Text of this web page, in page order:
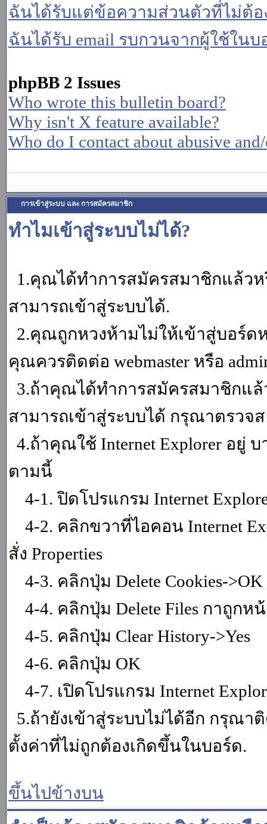
ฉันได้รับแต่ข้อความส่วนตัวที่ไม่ต้อ
ฉันได้รับ email รบกวนจากผู้ใช้ใน
phpBB 2 Issues
Who wrote this bulletin board?
Why isn't X feature available?
Who do I contact about abusive
การเข้าสู่ระบบ และ การสมัครสมาชิก
ทำไมเข้าสู่ระบบไม่ได้?
1.คุณได้ทำการสมัครสมาชิกแล้ว
สามารถเข้าสู่ระบบได้.
2.คุณถูกหวงห้ามไม่ให้เข้าสู่บอร์ด
คุณควรติดต่อ webmaster หรือ
3.ถ้าคุณได้ทำการสมัครสมาชิกแ
สามารถเข้าสู่ระบบได้ กรุณาตรวจส
4.ถ้าคุณใช้ Internet Explorer อยู่
ตามนี้
4-1. ปิดโปรแกรม Internet
4-2. คลิกขวาที่ไอคอน Internet
สั่ง Properties
4-3. คลิกปุ่ม Delete Cookies->OK
4-4. คลิกปุ่ม Delete Files กาถูกหน้
4-5. คลิกปุ่ม Clear History->Yes
4-6. คลิกปุ่ม OK
4-7. เปิดโปรแกรม Internet
5.ถ้ายังเข้าสู่ระบบไม่ได้อีก กรุณา
ตั้งค่าที่ไม่ถูกต้องเกิดขึ้นในบอร์ด.
ขึ้นไปข้างบน